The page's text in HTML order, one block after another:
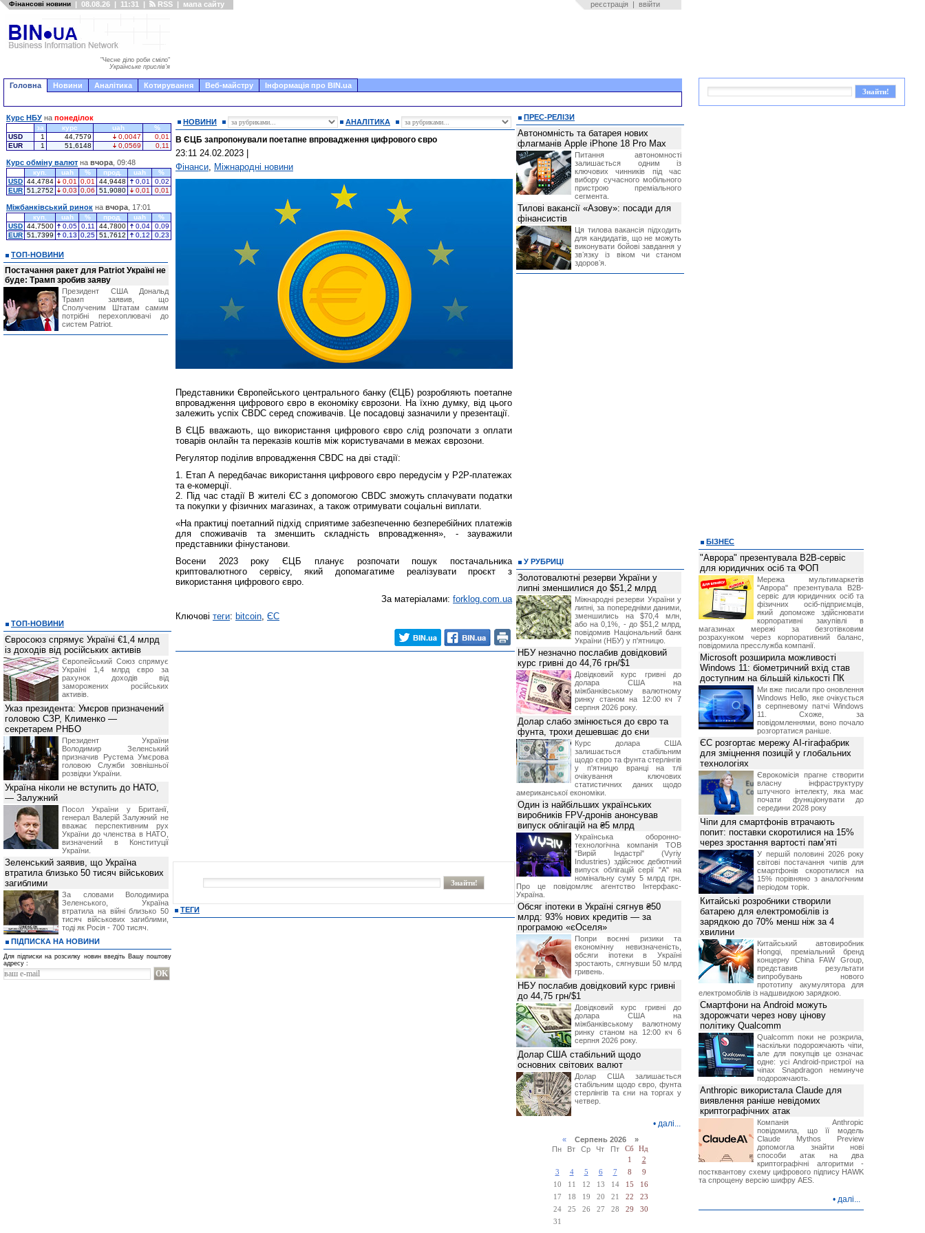
Фінансові новини | 08.08.26 | 11:31 | RSS | мапа сайту реєстрація | ввійти
"Чесне діло роби сміло"
Українське прислів'я
Головна Новини Аналітика Котирування Веб-майстру Інформація про BIN.ua
НОВИНИ АНАЛІТИКА
В ЄЦБ запропонували поетапне впровадження цифрового євро
23:11 24.02.2023
Фінанси, Міжнародні новини
Представники Європейського центрального банку (ЄЦБ) розробляють поетапне
впровадження цифрового євро в економіку єврозони. На їхню думку, від цього
залежить успіх CBDC серед споживачів. Це посадовці зазначили у презентації.
В ЄЦБ вважають, що використання цифрового євро слід розпочати з оплати
товарів онлайн та переказів коштів між користувачами в межах єврозони.
Регулятор поділив впровадження CBDC на дві стадії:
1. Етап А передбачає використання цифрового євро передусім у P2P-платежах
та е-комерції.
2. Під час стадії В жителі ЄС з допомогою CBDC зможуть сплачувати податки
та покупки у фізичних магазинах, а також отримувати соціальні виплати.
«На практиці поетапний підхід сприятиме забезпеченню безперебійних платежів
для споживачів та зменшить складність впровадження», - зауважили
представники фінустанови.
Восени 2023 року ЄЦБ планує розпочати пошук постачальника
криптовалютного сервісу, який допомагатиме реалізувати проєкт з
використання цифрового євро.
За матеріалами: forklog.com.ua
Ключові теги: bitcoin, ЄС
ТЕГИ
Курс НБУ на понеділок
за курс uah
%
USD
1 44,7579 0,0047
0,01
EUR
1 51,6148 0,0569 0,11
Курс обміну валют на вчора , 09:48
куп. uah % прод. uah
%
USD 44,4784 0,01 0,01 44,9448 0,01
0,02
EUR 51,2752 0,03 0,06 51,9080 0,01 0,01
Міжбанківський ринок на вчора , 17:01
куп. uah % прод. uah
%
USD 44,7500 0,05 0,11 44,7800 0,04
0,09
EUR 51,7399 0,13 0,25 51,7612 0,12 0,23
ТОП-НОВИНИ
Постачання ракет для Patriot Україні не
буде: Трамп зробив заяву
Президент США Дональд
Трамп заявив, що
Сполученим Штатам самим
потрібні перехоплювачі до
систем Patriot.
ТОП-НОВИНИ
Євросоюз спрямує Україні €1,4 млрд
із доходів від російських активів
Європейський Союз спрямує
Україні 1,4 млрд євро за
рахунок доходів від
заморожених російських
активів.
Указ президента: Умєров призначений
головою СЗР, Клименко —
секретарем РНБО
Президент України
Володимир Зеленський
призначив Pустема Умєрова
головою Служби зовнішньої
розвідки України.
Україна ніколи не вступить до НАТО,
— Залужний
Посол України у Британії,
генерал Валерій Залужний не
вважає перспективним рух
України до членства в НАТО,
визначений в Конституції
України.
Зеленський заявив, що Україна
втратила близько 50 тисяч військових
загиблими
За словами Володимира
Зеленського, Україна
втратила на війні близько 50
тисяч військових загиблими,
тоді як Росія - 700 тисяч.
ПІДПИСКА НА НОВИНИ
Для підписки на розсилку новин введіть Вашу поштову
адресу :
ПРЕС-РЕЛІЗИ
Автономність та батарея нових
флагманів Apple iPhone 18 Pro Max
Питання автономності
залишається одним із
ключових чинників під час
вибору сучасного мобільного
пристрою преміального
сегмента.
Тилові вакансії «Азову»: посади для
фінансистів
Ця тилова вакансія підходить
для кандидатів, що не можуть
виконувати бойові завдання у
звʼязку із віком чи станом
здоровʼя.
У РУБРИЦІ
Золотовалютні резерви України у
липні зменшилися до $51,2 млрд
Міжнародні резерви України у
липні, за попередніми даними,
зменшились на $70,4 млн,
або на 0,1%, - до $51,2 млрд,
повідомив Національний банк
України (НБУ) у п'ятницю.
НБУ незначно послабив довідковий
курс гривні до 44,76 грн/$1
Довідковий курс гривні до
долара США на
міжбанківському валютному
ринку станом на 12:00 кч 7
серпня 2026 року.
Долар слабо змінюється до євро та
фунта, трохи дешевшає до єни
Курс долара США
залишається стабільним
щодо євро та фунта стерлінгів
у п'ятницю вранці на тлі
очікування ключових
статистичних даних щодо
американської економіки.
Один із найбільших українських
виробників FPV-дронів анонсував
випуск облігацій на ₴5 млрд
Українська оборонно-
технологічна компанія ТОВ
"Вирій Індастрі" (Vyriy
Industries) здійснює дебютний
випуск облігацій серії "А" на
номінальну суму 5 млрд грн.
Про це повідомляє агентство Інтерфакс-
Україна.
Обсяг іпотеки в Україні сягнув ₴50
млрд: 93% нових кредитів — за
програмою «єОселя»
Попри воєнні ризики та
економічну невизначеність,
обсяги іпотеки в Україні
зростають, сягнувши 50 млрд
гривень.
НБУ послабив довідковий курс гривні
до 44,75 грн/$1
Довідковий курс гривні до
долара США на
міжбанківському валютному
ринку станом на 12:00 кч 6
серпня 2026 року.
Долар США стабільний щодо
основних світових валют
Долар США залишається
стабільним щодо євро, фунта
стерлінгів та єни на торгах у
четвер.
• далі...
«Серпень 2026 »
Пн
Вт Ср Чт Пт Сб
Нд
1
2
3
4 5 6 7 8
9
10
11 12 13 14 15
16
17
18 19 20 21 22
23
24
25 26 27 28 29
30
31
БІЗНЕС
"Аврора" презентувала B2B-сервіс
для юридичних осіб та ФОП
Мережа мультимаркетів
"Аврора" презентувала B2B-
сервіс для юридичних осіб та
фізичних осіб-підприємців,
який допоможе здійснювати
корпоративні закупівлі в
магазинах мережі за безготівковим
розрахунком через корпоративний баланс,
повідомила пресслужба компанії.
Microsoft розширила можливості
Windows 11: біометричний вхід став
доступним на більшій кількості ПК
Ми вже писали про оновлення
Windows Hello, яке очікується
в серпневому патчі Windows
11. Схоже, за
повідомленнями, воно почало
розгортатися раніше.
ЄС розгортає мережу AI-гігафабрик
для зміцнення позицій у глобальних
технологіях
Єврокомісія прагне створити
власну інфраструктуру
штучного інтелекту, яка має
почати функціонувати до
середини 2028 року
Чіпи для смартфонів втрачають
попит: поставки скоротилися на 15%
через зростання вартості пам’яті
У першій половині 2026 року
світові постачання чипів для
смартфонів скоротилися на
15% порівняно з аналогічним
періодом торік.
Китайські розробники створили
батарею для електромобілів із
зарядкою до 70% менш ніж за 4
хвилини
Китайський автовиробник
Hongqi, преміальний бренд
концерну China FAW Group,
представив результати
випробувань нового
прототипу акумулятора для
електромобілів із надшвидкою зарядкою.
Смартфони на Android можуть
здорожчати через нову цінову
політику Qualcomm
Qualcomm поки не розкрила,
наскільки подорожчають чіпи,
але для покупців це означає
одне: усі Android-пристрої на
чіпах Snapdragon неминуче
подорожчають.
Anthropic використала Claude для
виявлення раніше невідомих
криптографічних атак
Компанія Anthropic
повідомила, що її модель
Claude Mythos Preview
допомогла знайти нові
способи атак на два
криптографічні алгоритми -
постквантову схему цифрового підпису HAWK
та спрощену версію шифру AES.
• далі...